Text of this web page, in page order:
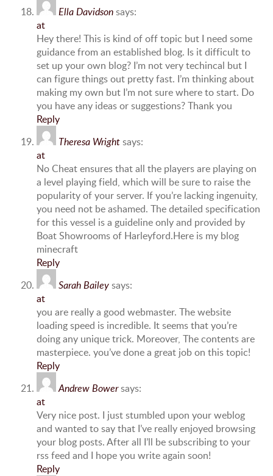
Ella Davidsonsays:
at
Hey there! This is kind of off topic but I need some
guidance from an established blog. Is it difficult to
set up your own blog? I’m not very techincal but I
can figure things out pretty fast. I’m thinking about
making my own but I’m not sure where to start. Do
you have any ideas or suggestions? Thank you
Reply
Theresa Wrightsays:
at
No Cheat ensures that all the players are playing on
a level playing field, which will be sure to raise the
popularity of your server. If you’re lacking ingenuity,
you need not be ashamed. The detailed specification
for this vessel is a guideline only and provided by
Boat Showrooms of Harleyford.Here is my blog
minecraft
Reply
Sarah Baileysays:
at
you are really a good webmaster. The website
loading speed is incredible. It seems that you’re
doing any unique trick. Moreover, The contents are
masterpiece. you’ve done a great job on this topic!
Reply
Andrew Bowersays:
at
Very nice post. I just stumbled upon your weblog
and wanted to say that I’ve really enjoyed browsing
your blog posts. After all I’ll be subscribing to your
rss feed and I hope you write again soon!
Reply